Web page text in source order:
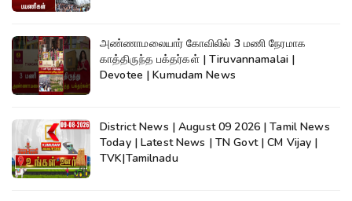
அண்ணாமலையார் கோவிலில் 3 மணி நேரமாக
காத்திருந்த பக்தர்கள் | Tiruvannamalai |
Devotee | Kumudam News
District News | August 09 2026 | Tamil News
Today | Latest News | TN Govt | CM Vijay |
TVK|Tamilnadu